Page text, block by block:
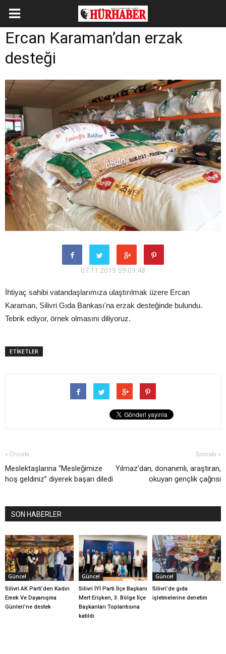
Ercan Karaman’dan erzak
desteği
07.11.2019 09:09:48
İhtiyaç sahibi vatandaşlarımıza ulaştırılmak üzere Ercan
Karaman, Silivri Gıda Bankası'na erzak desteğinde bulundu.
Tebrik ediyor, örnek olmasını diliyoruz.
ETİKETLER
« Önceki
Meslektaşlarına “Mesleğimize
hoş geldiniz” diyerek başarı diledi
Sonraki »
Yılmaz’dan, donanımlı, araştıran,
okuyan gençlik çağrısı
SON HABERLER
Güncel
Silivri AK Parti’den Kadın
Emek Ve Dayanışma
Günleri’ne destek
Güncel
Silivri İYİ Parti İlçe Başkanı
Mert Erişken, 3. Bölge İlçe
Başkanları Toplantısına
katıldı
Güncel
Silivri’de gıda
işletmelerine denetim